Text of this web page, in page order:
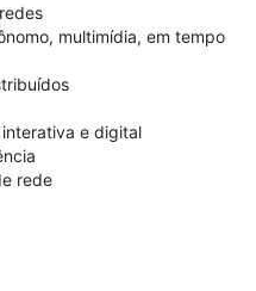
multimídia, em tempo
e digital
rede